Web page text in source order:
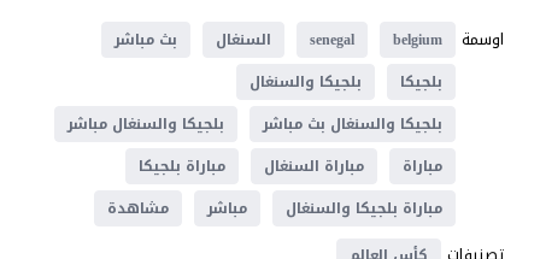
اوسمة
belgium
senegal السنغال
بث مباشر
بلجيكا
بلجيكا والسنغال
بلجيكا والسنغال بث مباشر
بلجيكا والسنغال مباشر
مباراة
مباراة السنغال
مباراة بلجيكا
مباراة بلجيكا والسنغال
مباشر مشاهدة